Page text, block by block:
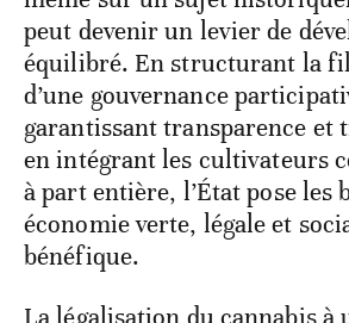
peut devenir un levier de
équilibré. En structurant la
d’une gouvernance
garantissant transparence et
en intégrant les cultivateurs
à part entière, l’État pose les
économie verte, légale et
bénéfique.